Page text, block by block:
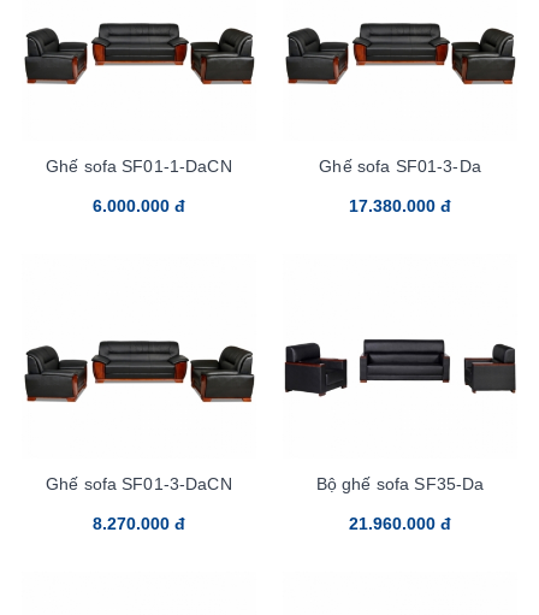
Ghế sofa SF01-1-DaCN
6.000.000 đ
Ghế sofa SF01-3-Da
17.380.000 đ
Ghế sofa SF01-3-DaCN
8.270.000 đ
Bộ ghế sofa SF35-Da
21.960.000 đ